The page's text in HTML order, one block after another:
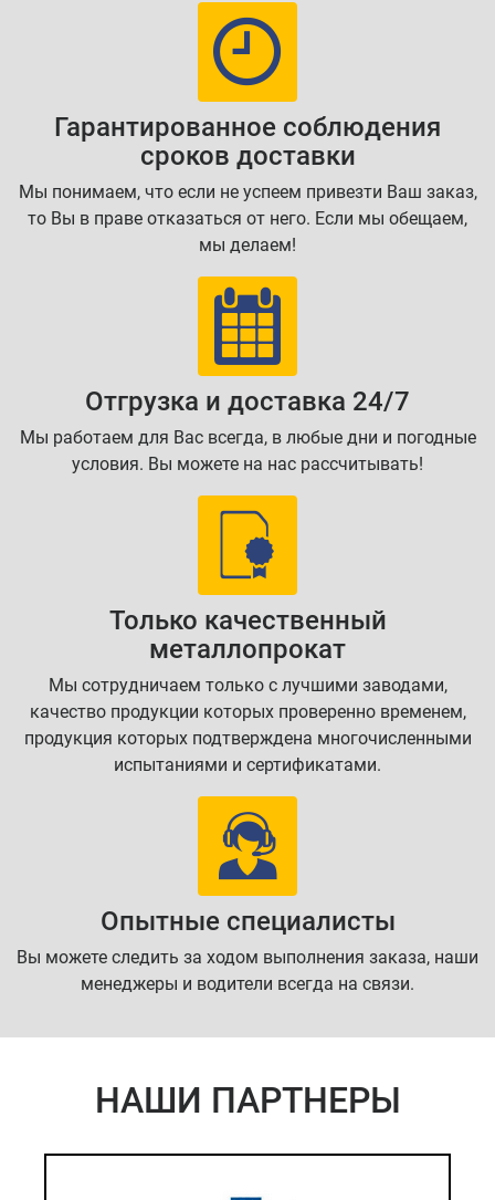
Гарантированное соблюдения
сроков доставки
Мы понимаем, что если не успеем привезти Ваш заказ,
то Вы в праве отказаться от него. Если мы обещаем,
мы делаем!
Отгрузка и доставка 24/7
Мы работаем для Вас всегда, в любые дни и погодные
условия. Вы можете на нас рассчитывать!
Только качественный
металлопрокат
Мы сотрудничаем только с лучшими заводами,
качество продукции которых проверенно временем,
продукция которых подтверждена многочисленными
испытаниями и сертификатами.
Опытные специалисты
Вы можете следить за ходом выполнения заказа, наши
менеджеры и водители всегда на связи.
НАШИ ПАРТНЕРЫ